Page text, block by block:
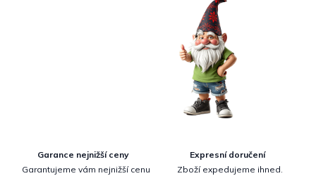
Garance nejnižší ceny
Garantujeme vám nejnižší cenu
Expresní doručení
Zboží expedujeme ihned.